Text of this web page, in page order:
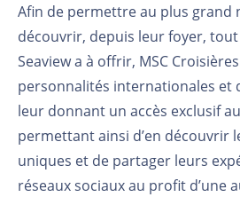
Afin de permettre au plus grand
découvrir, depuis leur foyer, tout
Seaview a à offrir, MSC
personnalités internationales et
leur donnant un accès exclusif
permettant ainsi d’en découvrir
uniques et de partager leurs
réseaux sociaux au profit d’une